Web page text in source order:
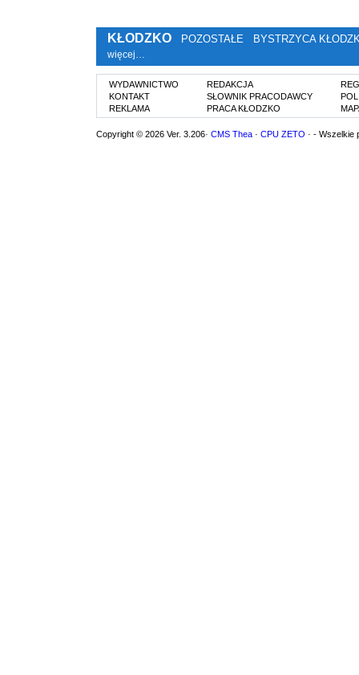
KŁODZKO POZOSTAŁE BYSTRZYCA
więcej…
WYDAWNICTWO
KONTAKT
REKLAMA
REDAKCJA
SŁOWNIK PRACODAWCY
PRACA KŁODZKO
Copyright © 2026 Ver. 3.206· CMS Thea · CPU ZETO · - Wszelkie